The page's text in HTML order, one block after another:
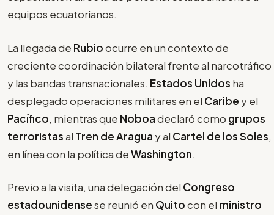
equipos ecuatorianos.
La llegada de Rubioocurre en un contexto de
creciente coordinación bilateral frente al narcotráfico
y las bandas transnacionales. Estados Unidos ha
desplegado operaciones militares en el Caribe y el
Pacífico, mientras que Noboadeclaró como grupos
terroristasal Tren de Aragua y al Cartel de los Soles,
en línea con la política deWashington.
Previo a la visita, una delegación del Congreso
estadounidensese reunió en Quitocon el ministro